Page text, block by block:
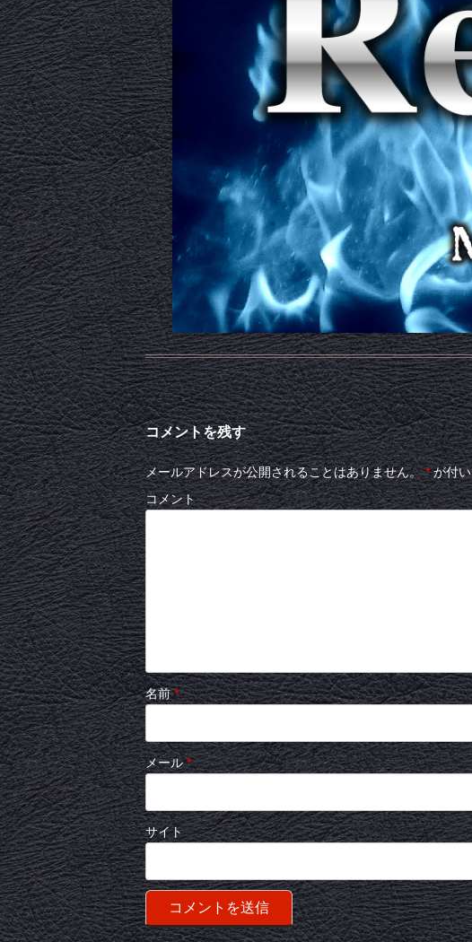
コメントを残す
メールアドレスが公開されることはありません。 *が付い
コメント
名前*
メール*
サイト